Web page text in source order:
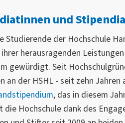
und
Studierende der Hochschule
herausragenden
gewürdigt. Seit
an der HSHL - seit zehn Jahren
, das in diesem
die Hochschule dank des